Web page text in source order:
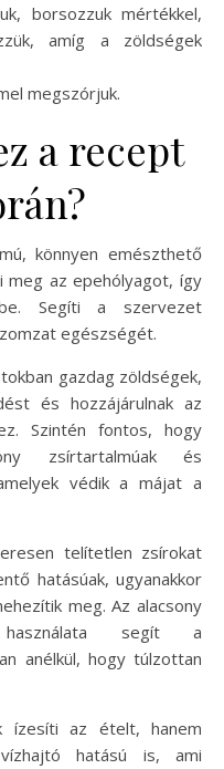
borsozzuk mértékkel,
amíg a zöldségek
megszórjuk.
a recept
könnyen emészthető
az epehólyagot, így
Segíti a szervezet
egészségét.
gazdag zöldségek,
és hozzájárulnak az
Szintén fontos, hogy
zsírtartalmúak és
védik a májat a
telítetlen zsírokat
hatásúak, ugyanakkor
meg. Az alacsony
használata segít a
anélkül, hogy túlzottan
ízesíti az ételt, hanem
hatású is, ami